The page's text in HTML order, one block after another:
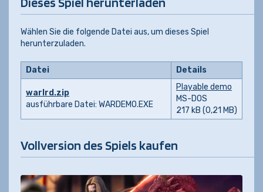
Wählen Sie die folgende Datei aus, um dieses Spiel
herunterzuladen.
Datei Details
warlrd.zip
ausführbare Datei: WARDEMO.EXE
Playable demo
MS-DOS
217 kB (0,21 MB)
Vollversion des Spiels kaufen